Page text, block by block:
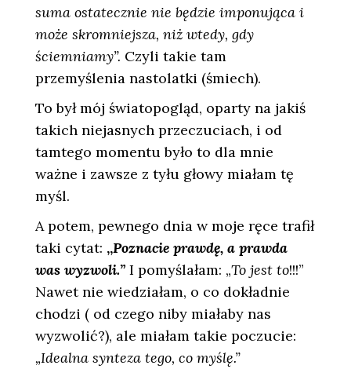
suma ostatecznie nie będzie imponująca i
może skromniejsza, niż wtedy, gdy
ściemniamy”. Czyli takie tam
przemyślenia nastolatki (śmiech).
To był mój światopogląd, oparty na jakiś
takich niejasnych przeczuciach, i od
tamtego momentu było to dla mnie
ważne i zawsze z tyłu głowy miałam tę
myśl.
A potem, pewnego dnia w moje ręce trafił
taki cytat: „Poznacie prawdę, a prawda
was wyzwoli.” I pomyślałam: „To jest to!!!”
Nawet nie wiedziałam, o co dokładnie
chodzi ( od czego niby miałaby nas
wyzwolić?), ale miałam takie poczucie:
„Idealna synteza tego, co myślę.”